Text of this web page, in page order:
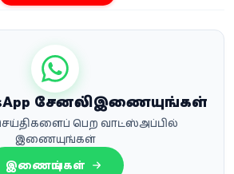
சேனலில் இணையுங்கள்
செய்திகளைப் பெற வாட்ஸ்அப்பில்
இணையுங்கள்
இணையுங்கள்